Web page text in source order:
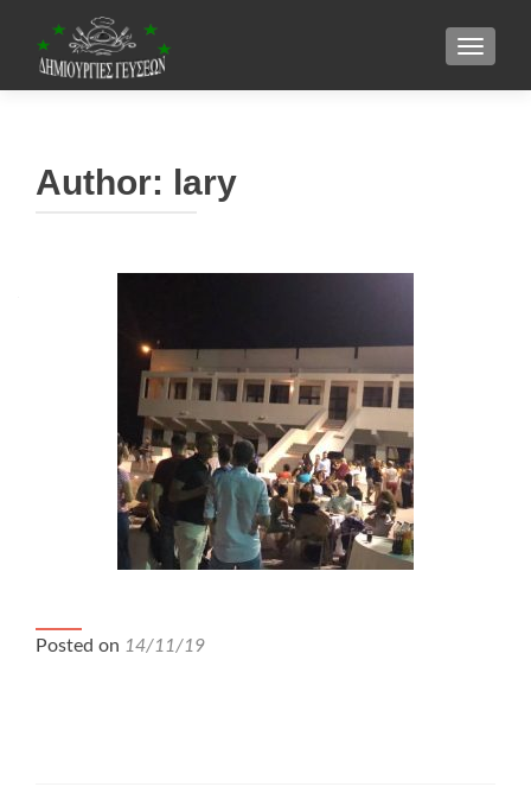
Author: lary
Posted on 14/11/19